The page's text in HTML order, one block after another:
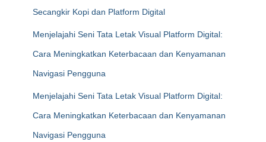
Secangkir Kopi dan Platform Digital
Menjelajahi Seni Tata Letak Visual Platform Digital:
Cara Meningkatkan Keterbacaan dan Kenyamanan
Navigasi Pengguna
Menjelajahi Seni Tata Letak Visual Platform Digital:
Cara Meningkatkan Keterbacaan dan Kenyamanan
Navigasi Pengguna